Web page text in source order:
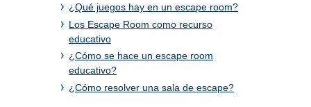
¿Qué juegos hay en un escape room?
Los Escape Room como recurso
educativo
¿Cómo se hace un escape room
educativo?
¿Cómo resolver una sala de escape?